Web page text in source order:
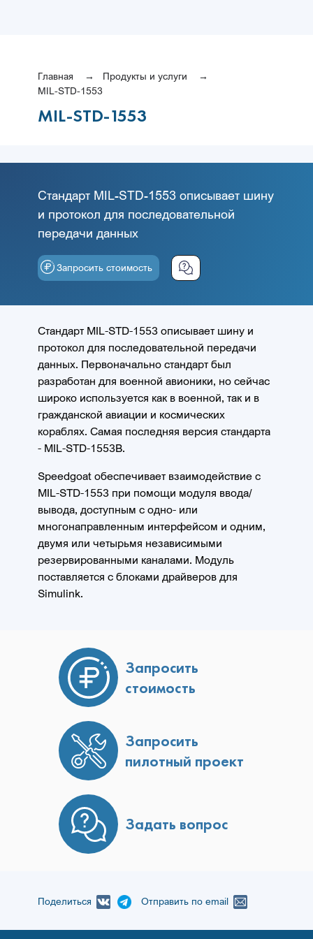
Главная
Продукты и услуги
MIL-STD-1553
MIL-STD-1553
Стандарт MIL-STD-1553 описывает шину
и протокол для последовательной
передачи данных
Запросить стоимость
Стандарт MIL-STD-1553 описывает шину и
протокол для последовательной передачи
данных. Первоначально стандарт был
разработан для военной авионики, но сейчас
широко используется как в военной, так и в
гражданской авиации и космических
кораблях. Самая последняя версия стандарта
- MIL-STD-1553B.
Speedgoat обеспечивает взаимодействие с
MIL-STD-1553 при помощи модуля ввода/
вывода, доступным с одно- или
многонаправленным интерфейсом и одним,
двумя или четырьмя независимыми
резервированными каналами. Модуль
поставляется с блоками драйверов для
Simulink.
Запросить
стоимость
Запросить
пилотный проект
Задать вопрос
Поделиться Отправить по email